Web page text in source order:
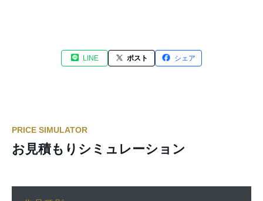
LINE ポスト シェア
PRICE SIMULATOR
お見積もりシミュレーション